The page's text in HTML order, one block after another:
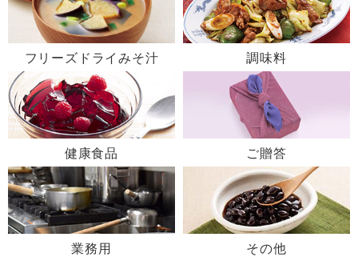
フリーズドライみそ汁 調味料
健康食品 ご贈答
業務用 その他